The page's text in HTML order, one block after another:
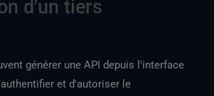
d'un tiers
générer une API depuis l'interface
et d'autoriser le